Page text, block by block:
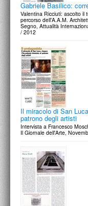
Gabriele Basilico:
Valentina Ricciuti: ascolto il
percorso dell'A.A.M.
Segno, Attualità
/ 2012
Il miracolo di San
patrono degli artisti
Intervista a Francesco
Il Giornale dell'Arte,